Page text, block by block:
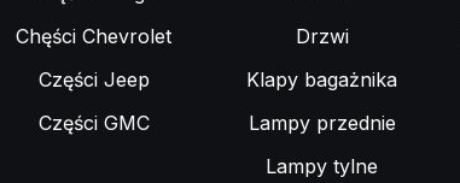
Chęści Chevrolet
Części Jeep
Części GMC
Drzwi
Klapy bagażnika
Lampy przednie
Lampy tylne